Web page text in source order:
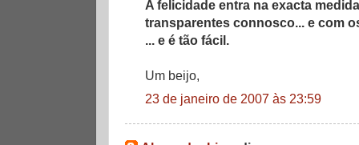
A felicidade entra na exacta
transparentes connosco... e com
... e é tão fácil.
Um beijo,
23 de janeiro de 2007 às 23:59